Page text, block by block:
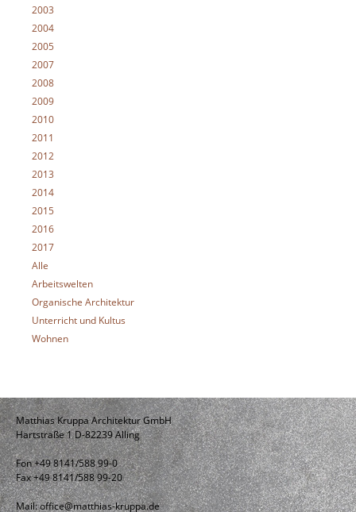
2003
2004
2005
2007
2008
2009
2010
2011
2012
2013
2014
2015
2016
2017
Alle
Arbeitswelten
Organische Architektur
Unterricht und Kultus
Wohnen
Matthias Kruppa Architektur GmbH
Hartstraße 1 D-82239 Alling
Fon +49 8141/588 99-0
Fax +49 8141/588 99-20
Mail:office@matthias-kruppa.de